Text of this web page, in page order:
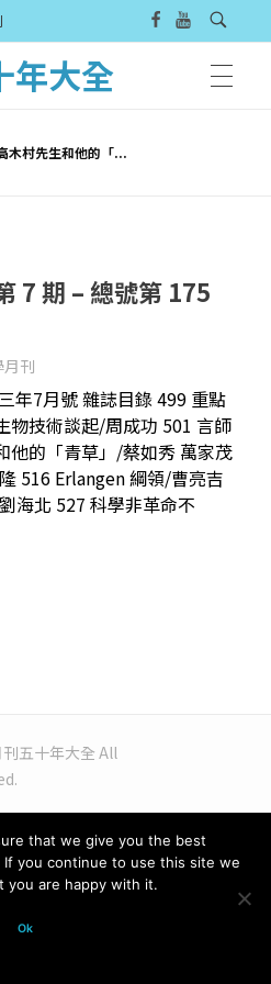
年大全
村先生和他的「...
7 期 – 總號第 175
刊
年7月號 雜誌目錄 499 重點
技術談起/周成功 501 言師
的「青草」/蔡如秀 萬家茂
516 Erlangen 綱領/曹亮吉
海北 527 科學非革命不
五十年大全 All
that we give you the best
you continue to use this site we
you are happy with it.
Ok